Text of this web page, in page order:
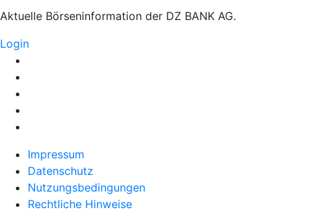
Aktuelle Börseninformation der DZ BANK AG.
Login
Impressum
Datenschutz
Nutzungsbedingungen
Rechtliche Hinweise